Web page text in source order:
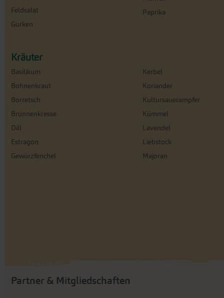
Feldsalat
Gurken
Paprika
Kräuter
Basilikum
Bohnenkraut
Borretsch
Brunnenkresse
Dill
Estragon
Gewürzfenchel
Kerbel
Koriander
Kultursauerampfer
Kümmel
Lavendel
Liebstock
Majoran
Partner & Mitgliedschaften